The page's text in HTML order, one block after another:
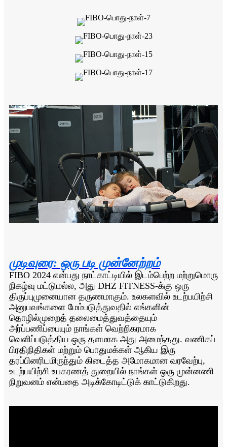
முடிவுரை: ஒரு படி முன்னேற்றம்
FIBO 2024 என்பது நாட்காட்டியில் இடம்பெற்ற மற்றுமொரு
நிகழ்வு மட்டுமல்ல, அது DHZ FITNESS-க்கு ஒரு
திருப்புமுனையான தருணமாகும். உலகளவில் உடற்பயிற்சி
அனுபவங்களை மேம்படுத்துவதில் எங்களின்
தொழில்முறைத் தலைமைத்துவத்தையும்
அர்ப்பணிப்பையும் நாங்கள் வெற்றிகரமாக
வெளிப்படுத்திய ஒரு தளமாக அது அமைந்தது. வணிகப்
பிரதிநிதிகள் மற்றும் பொதுமக்கள் ஆகிய இரு
தரப்பினரிடமிருந்தும் கிடைத்த அமோகமான வரவேற்பு,
உடற்பயிற்சி உபகரணத் துறையில் நாங்கள் ஒரு முன்னணி
நிறுவனம் என்பதை அடிக்கோடிட்டுக் காட்டுகிறது.